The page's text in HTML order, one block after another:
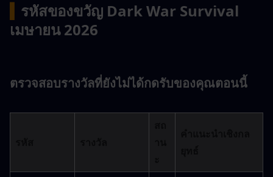
รหัสของขวัญ Dark War Survival
เมษายน 2026
ตรวจสอบรางวัลที่ยังไม่ได้กดรับของคุณตอนนี้